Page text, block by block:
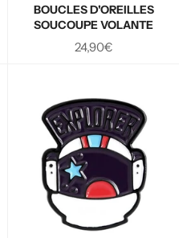
BOUCLES D'OREILLES
SOUCOUPE VOLANTE
Prix
24,90€